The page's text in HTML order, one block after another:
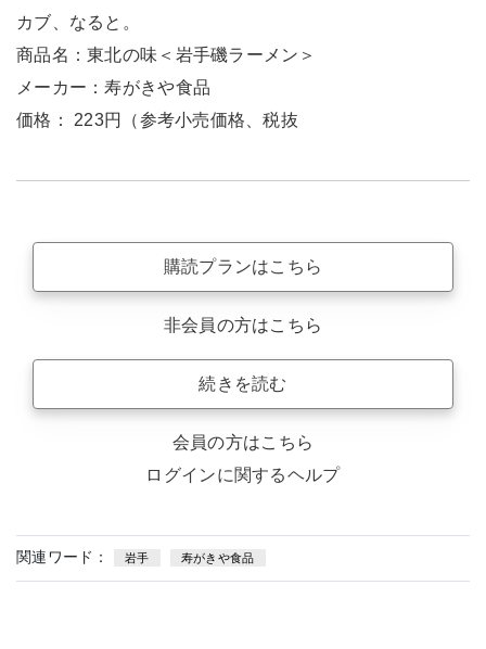
カブ、なると。
商品名：東北の味＜岩手磯ラーメン＞
メーカー：寿がきや食品
価格： 223円（参考小売価格、税抜
購読プランはこちら
非会員の方はこちら
続きを読む
会員の方はこちら
ログインに関するヘルプ
関連ワード： 岩手 寿がきや食品